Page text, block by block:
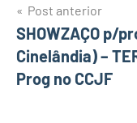
Navegação
de
Post anterior
SHOWZAÇO p/
Cinelândia) –
Prog no CCJF